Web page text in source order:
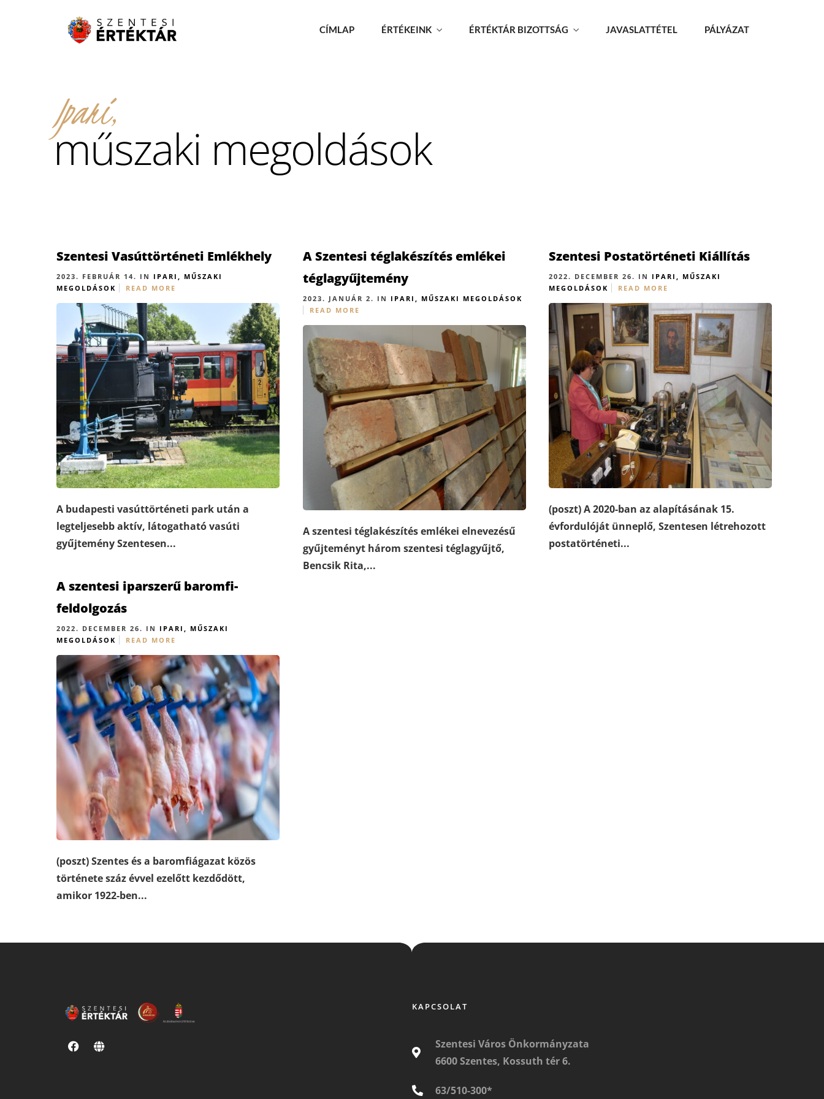
CÍMLAP ÉRTÉKEINK ÉRTÉKTÁR BIZOTTSÁG JAVASLATTÉTEL PÁLYÁZAT
Ipari,
műszaki megoldások
Szentesi Vasúttörténeti Emlékhely
2023. FEBRUÁR 14. IN IPARI, MŰSZAKI
MEGOLDÁSOK
READ MORE
A budapesti vasúttörténeti park után a
legteljesebb aktív, látogatható vasúti
gyűjtemény Szentesen...
A Szentesi téglakészítés emlékei
téglagyűjtemény
2023. JANUÁR 2. IN IPARI, MŰSZAKI MEGOLDÁSOK
READ MORE
A szentesi téglakészítés emlékei elnevezésű
gyűjteményt három szentesi téglagyűjtő,
Bencsik Rita,...
Szentesi Postatörténeti Kiállítás
2022. DECEMBER 26. IN IPARI, MŰSZAKI
MEGOLDÁSOK
READ MORE
(poszt) A 2020-ban az alapításának 15.
évfordulóját ünneplő, Szentesen létrehozott
postatörténeti...
A szentesi iparszerű baromfi-
feldolgozás
2022. DECEMBER 26. IN IPARI, MŰSZAKI
MEGOLDÁSOK
READ MORE
(poszt) Szentes és a baromfiágazat közös
története száz évvel ezelőtt kezdődött,
amikor 1922-ben...
KAPCSOLAT
Szentesi Város Önkormányzata
6600 Szentes, Kossuth tér 6.
63/510-300*